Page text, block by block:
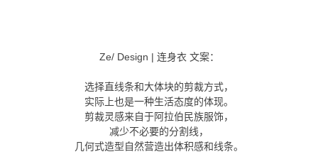
Ze/ Design | 连身衣 文案：
选择直线条和大体块的剪裁方式，
实际上也是一种生活态度的体现。
剪裁灵感来自于阿拉伯民族服饰，
减少不必要的分割线，
几何式造型自然营造出体积感和线条。